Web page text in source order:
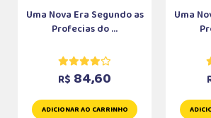
Uma Nova Era Segundo as
Profecias do ...
R$ 84,60
ADICIONAR AO CARRINHO
Uma